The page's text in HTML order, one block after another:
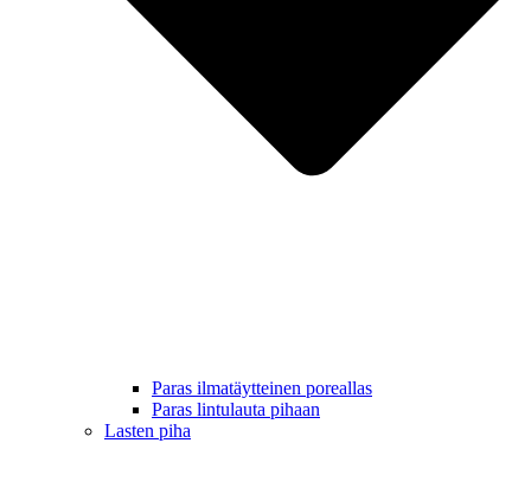
Paras ilmatäytteinen poreallas
Paras lintulauta pihaan
Lasten piha